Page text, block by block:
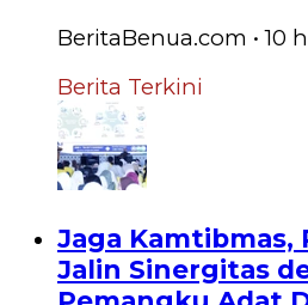
BeritaBenua.com • 10
Berita Terkini
Jaga Kamtibmas,
Jalin Sinergitas